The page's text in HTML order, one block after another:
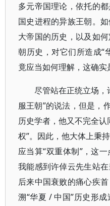
多元帝国理论，依托的
国史进程的异族王朝。
大帝国的历史，以及如
朝历史，对它们所造成“
竟应当如何理解，这确实
尽管站在正统立场，
服王朝”的说法，但是，
历史学者，他又不完全
权”。因此，他大体上秉
应当算“双重体制”，这
我能感到许倬云先生站
后来中国衰败的痛心疾
溯“华夏 / 中国”历史形